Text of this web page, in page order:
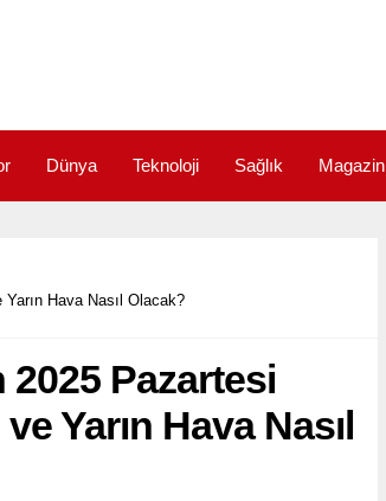
Dünya Teknoloji Sağlık Magazin
Hava Nasıl Olacak?
2025 Pazartesi
Yarın Hava Nasıl